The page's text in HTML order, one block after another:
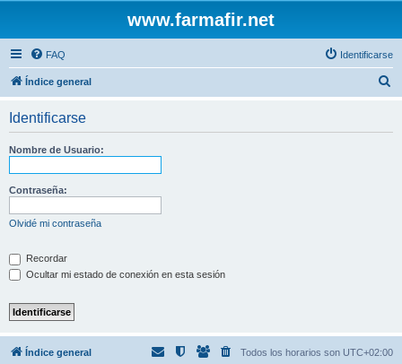
www.farmafir.net
FAQ Identificarse
Índice general
Identificarse
Nombre de Usuario:
Contraseña:
Olvidé mi contraseña
Recordar
Ocultar mi estado de conexión en esta sesión
Índice general Todos los horarios son UTC+02:00